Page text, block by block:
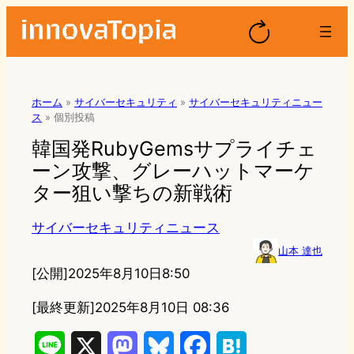
ホーム » サイバーセキュリティ » サイバーセキュリティニュー
ス » 個別投稿
韓国発RubyGemsサプライチェ
ーン攻撃、グレーハットマーケ
ター狙い撃ちの新戦術
サイバーセキュリティニュース
山本 達也
[公開]2025年8月10日8:50
[最終更新]2025年8月10日 08:36